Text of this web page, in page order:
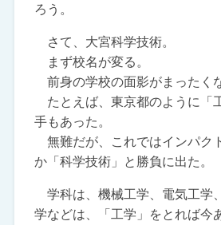
ろう。
さて、大宮科学技術。
まず校名が変る。
前身の学校の面影がまったく
たとえば、東京都のように「
手もあった。
無難だが、これではインパク
か「科学技術」と勝負に出た。
学科は、機械工学、電気工学
学などは、「工学」をとれば今